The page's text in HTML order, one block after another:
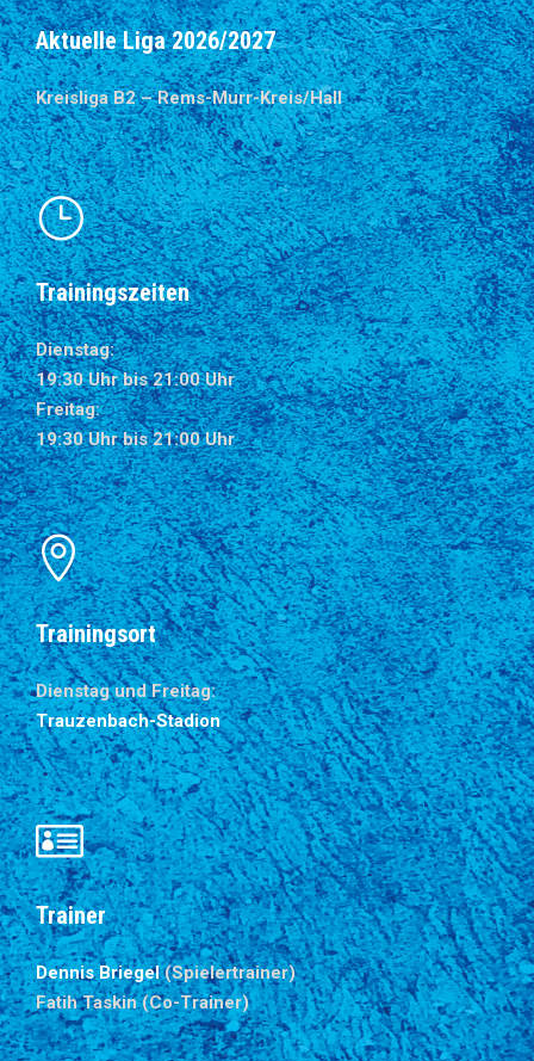
Aktuelle Liga 2026/2027
Kreisliga B2 – Rems-Murr-Kreis/Hall
Trainingszeiten
Dienstag:
19:30 Uhr bis 21:00 Uhr
Freitag:
19:30 Uhr bis 21:00 Uhr
Trainingsort
Dienstag und Freitag:
Trauzenbach-Stadion
Trainer
Dennis Briegel(Spielertrainer)
FatihTaskin (Co-Trainer)